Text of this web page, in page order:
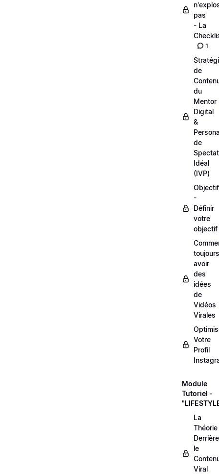
pas
- La
1
de
du
Mentor
Digital
&
de
Idéal
(IVP)
Objectif
-
Définir
votre
objectif
toujours
avoir
des
idées
de
Vidéos
Virales
Votre
Profil
Module
Tutoriel -
La
Théorie
Derrière
le
Viral